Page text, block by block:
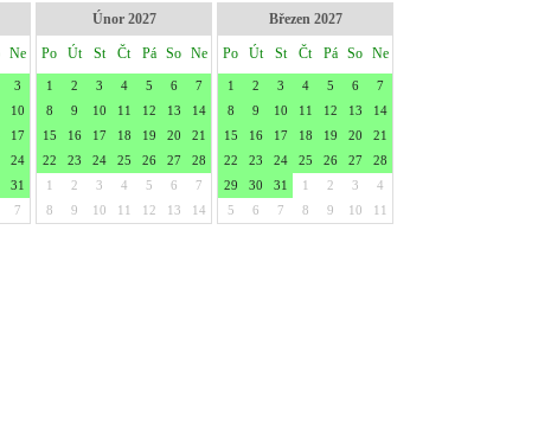
Ne
3
10
17
24
31
7
Únor 2027
Po Út St Čt Pá So Ne
1 2 3 4 5 6
7
8
9 10 11 12 13
14
15
16 17 18 19 20
21
22
23 24 25 26 27
28
1
2 3 4 5 6
7
8
9 10 11 12 13 14
Březen 2027
Po Út St Čt Pá So Ne
1 2 3 4 5 6
7
8
9 10 11 12 13
14
15
16 17 18 19 20
21
22
23 24 25 26 27
28
29
30 31 1 2 3
4
5
6 7 8 9 10 11